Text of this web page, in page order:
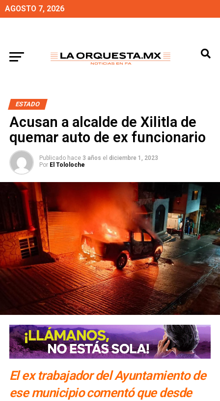
AGOSTO 7, 2026
ESTADO
Acusan a alcalde de Xilitla de
quemar auto de ex funcionario
Publicado hace 3 años el diciembre 1, 2023
Por El Tololoche
El ex trabajador del Ayuntamiento de
ese municipio comentó que desde